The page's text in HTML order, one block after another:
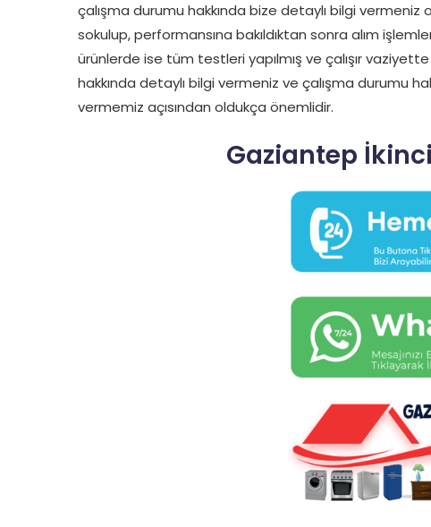
çalışma durumu hakkında bize detaylı bilgi
sokulup, performansına bakıldıktan sonra alım
ürünlerde ise tüm testleri yapılmış ve çalışır vaziyette
hakkında detaylı bilgi vermeniz ve çalışma durumu
vermemiz açısından oldukça önemlidir.
Gaziantep